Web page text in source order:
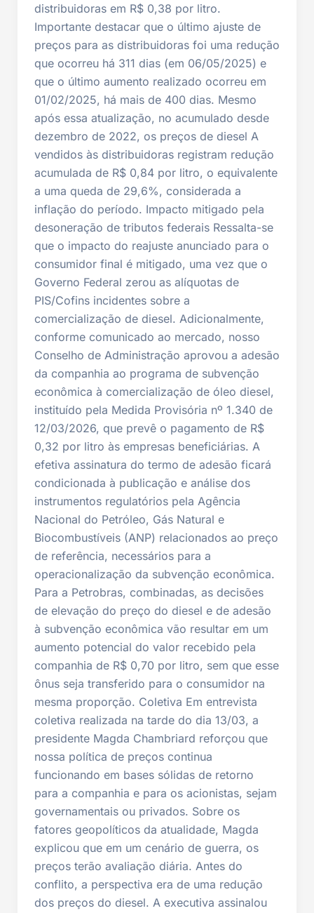
distribuidoras em R$ 0,38 por litro.
Importante destacar que o último ajuste de
preços para as distribuidoras foi uma redução
que ocorreu há 311 dias (em 06/05/2025) e
que o último aumento realizado ocorreu em
01/02/2025, há mais de 400 dias. Mesmo
após essa atualização, no acumulado desde
dezembro de 2022, os preços de diesel A
vendidos às distribuidoras registram redução
acumulada de R$ 0,84 por litro, o equivalente
a uma queda de 29,6%, considerada a
inflação do período. Impacto mitigado pela
desoneração de tributos federais Ressalta-se
que o impacto do reajuste anunciado para o
consumidor final é mitigado, uma vez que o
Governo Federal zerou as alíquotas de
PIS/Cofins incidentes sobre a
comercialização de diesel. Adicionalmente,
conforme comunicado ao mercado, nosso
Conselho de Administração aprovou a adesão
da companhia ao programa de subvenção
econômica à comercialização de óleo diesel,
instituído pela Medida Provisória nº 1.340 de
12/03/2026, que prevê o pagamento de R$
0,32 por litro às empresas beneficiárias. A
efetiva assinatura do termo de adesão ficará
condicionada à publicação e análise dos
instrumentos regulatórios pela Agência
Nacional do Petróleo, Gás Natural e
Biocombustíveis (ANP) relacionados ao preço
de referência, necessários para a
operacionalização da subvenção econômica.
Para a Petrobras, combinadas, as decisões
de elevação do preço do diesel e de adesão
à subvenção econômica vão resultar em um
aumento potencial do valor recebido pela
companhia de R$ 0,70 por litro, sem que esse
ônus seja transferido para o consumidor na
mesma proporção. Coletiva Em entrevista
coletiva realizada na tarde do dia 13/03, a
presidente Magda Chambriard reforçou que
nossa política de preços continua
funcionando em bases sólidas de retorno
para a companhia e para os acionistas, sejam
governamentais ou privados. Sobre os
fatores geopolíticos da atualidade, Magda
explicou que em um cenário de guerra, os
preços terão avaliação diária. Antes do
conflito, a perspectiva era de uma redução
dos preços do diesel. A executiva assinalou